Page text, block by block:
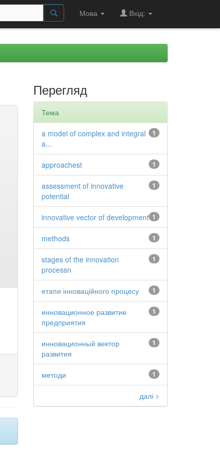
Мова Вхід:
Перегляд
Тема
1
a model of complex and integral
a...
1
approachest
1
assessment of innovative
potential
1
innovative vector of development
1
methods
1
stages of the innovation
processn
1
етапи інноваційного процесу
1
инновационное развитие
предприятия
1
инновационный вектор
развития
1
методи
далі >